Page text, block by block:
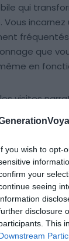
you wish to opt-
your
seeing
disclosure
This
qui
Vous
que
en
visites
2h, avec
dans le
à
des